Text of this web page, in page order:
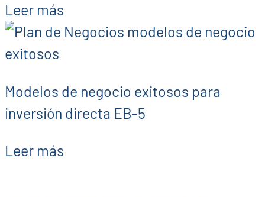
Leer más
Modelos de negocio exitosos para
inversión directa EB-5
Leer más